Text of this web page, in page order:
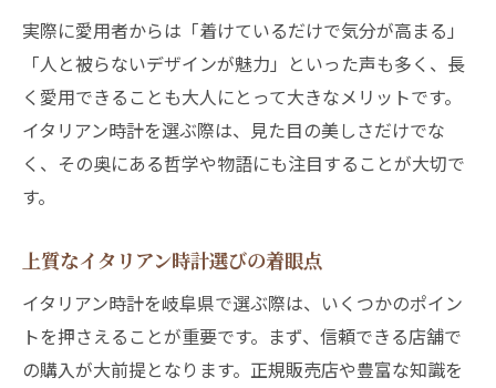
自分らしさを語るイタリアン時計の選び方
個性派必見のイタリアン時計コーディネー
イタリアンデザインで魅せる腕元の工夫
案
岐阜で叶うイタリアン時計との出会い方
岐阜県でイタリアン時計と出会うためのポ
イント
実際に愛用者からは「着けているだけで気分が高まる」
「人と被らないデザインが魅力」といった声も多く、長
く愛用できることも大人にとって大きなメリットです。
イタリアン時計を選ぶ際は、見た目の美しさだけでな
く、その奥にある哲学や物語にも注目することが大切で
す。
上質なイタリアン時計選びの着眼点
イタリアン時計を岐阜県で選ぶ際は、いくつかのポイン
トを押さえることが重要です。まず、信頼できる店舗で
の購入が大前提となります。正規販売店や豊富な知識を